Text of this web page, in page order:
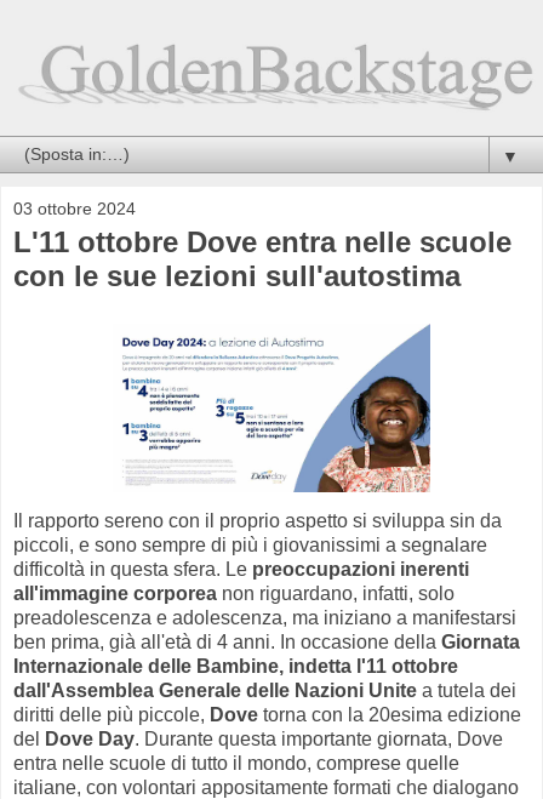
▼
03 ottobre 2024
L'11 ottobre Dove entra nelle scuole
con le sue lezioni sull'autostima
Il rapporto sereno con il proprio aspetto si sviluppa sin da
piccoli, e sono sempre di più i giovanissimi a segnalare
difficoltà in questa sfera. Le preoccupazioni inerenti
all'immagine corporea non riguardano, infatti, solo
preadolescenza e adolescenza, ma iniziano a manifestarsi
ben prima, già all'età di 4 anni. In occasione della Giornata
Internazionale delle Bambine, indetta l'11 ottobre
dall'Assemblea Generale delle Nazioni Unite a tutela dei
diritti delle più piccole, Dove torna con la 20esima edizione
del
Dove Day. Durante questa importante giornata, Dove
entra nelle scuole di tutto il mondo, comprese quelle
italiane, con volontari appositamente formati che dialogano